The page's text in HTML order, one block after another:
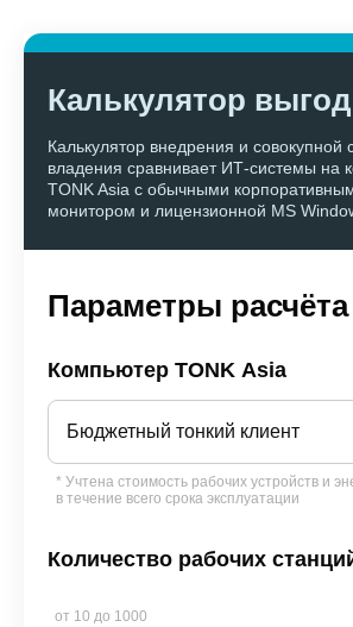
Калькулятор
Калькулятор внедрения и совокупной
владения сравнивает ИТ-системы на
TONK Asia с обычными
монитором и лицензионной MS
Параметры расчёта
Компьютер TONK Asia
Бюджетный тонкий клиент
* Учтена стоимость рабочих устройств и
в течение всего срока эксплуатации
Количество рабочих
от 10 до 1000